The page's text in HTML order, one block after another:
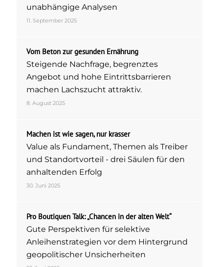
unabhängige Analysen
11. September 2025
Vom Beton zur gesunden Ernährung
Steigende Nachfrage, begrenztes
Angebot und hohe Eintrittsbarrieren
machen Lachszucht attraktiv.
8. August 2025
Machen ist wie sagen, nur krasser
Value als Fundament, Themen als Treiber
und Standortvorteil - drei Säulen für den
anhaltenden Erfolg
30. Juni 2025
Pro Boutiquen Talk: „Chancen in der alten Welt“
Gute Perspektiven für selektive
Anleihenstrategien vor dem Hintergrund
geopolitischer Unsicherheiten